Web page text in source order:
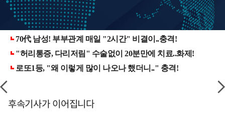
후속기사가 이어집니다